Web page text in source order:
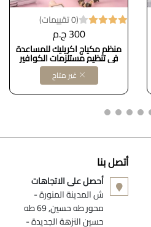
(0 تقييمات)
300 ج.م
منظم مكياج اكريليك للمساعدة
في تنظيم مستلزمات الكوافير
يتكون من درج كبير
غير متاح
أتصل بنا
أحصل على الاتجاهات
ش المدينة المنورة -
محور طه حسين, 69 طه
حسين النزهة الجديدة -